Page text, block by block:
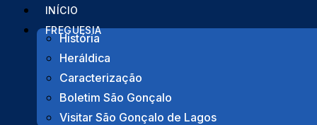
INÍCIO
FREGUESIA
História
Heráldica
Caracterização
Boletim São Gonçalo
Visitar São Gonçalo de Lagos
Início >Pontos de Interesse
Voltar